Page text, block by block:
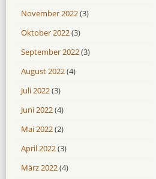
November 2022(3)
Oktober 2022(3)
September 2022(3)
August 2022(4)
Juli 2022(3)
Juni 2022(4)
Mai 2022(2)
April 2022(3)
März 2022(4)